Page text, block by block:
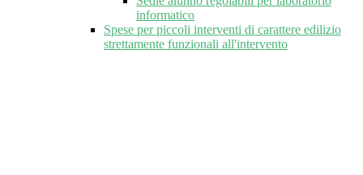
informatico
Spese per piccoli interventi di carattere edilizio
strettamente funzionali all'intervento